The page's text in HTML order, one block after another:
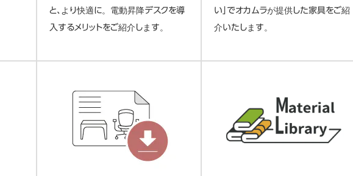
と、より快適に。電動昇降デスクを導
入するメリットをご紹介します。
い」でオカムラが提供した家具をご紹
介いたします。